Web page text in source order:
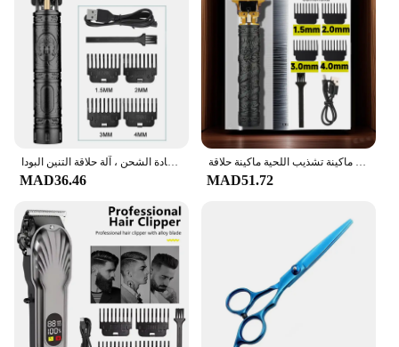
آلة قص الشعر الكهربائية للرجال ، مقص الشعر العتيق ، ماكينة حلاقة رجالية محترفة ، آلة حلاقة قابلة لإعادة الشحن ، آلة حلاقة التنين البودا ، T9
MAD36.46
ماكينة حلاقة كهربائية احترافية جديدة للرجال ماكينة حلاقة للرجال ماكينة تشذيب اللحية ماكينة حلاقة T9 مقص الشعر دروبشيبينغ
MAD51.72